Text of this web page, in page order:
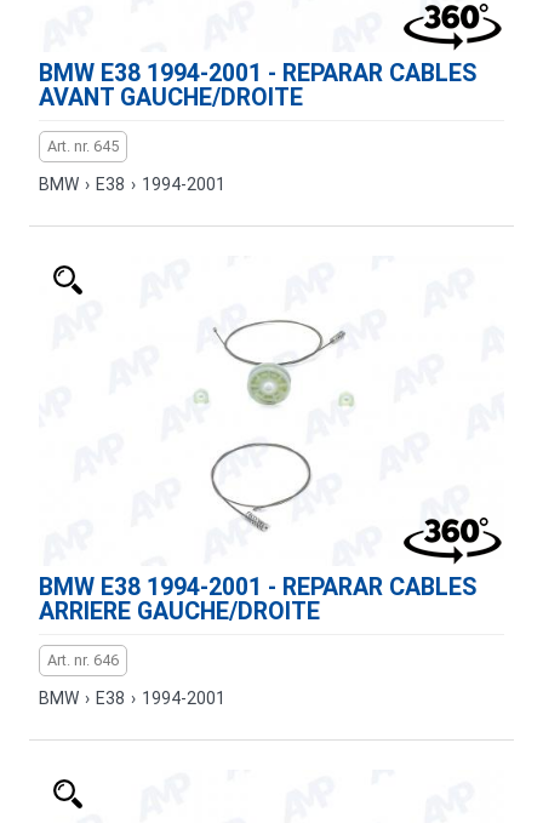
BMW E38 1994-2001 - REPARAR CABLES
AVANT GAUCHE/DROITE
Art. nr. 645
BMW › E38 › 1994-2001
BMW E38 1994-2001 - REPARAR CABLES
ARRIERE GAUCHE/DROITE
Art. nr. 646
BMW › E38 › 1994-2001